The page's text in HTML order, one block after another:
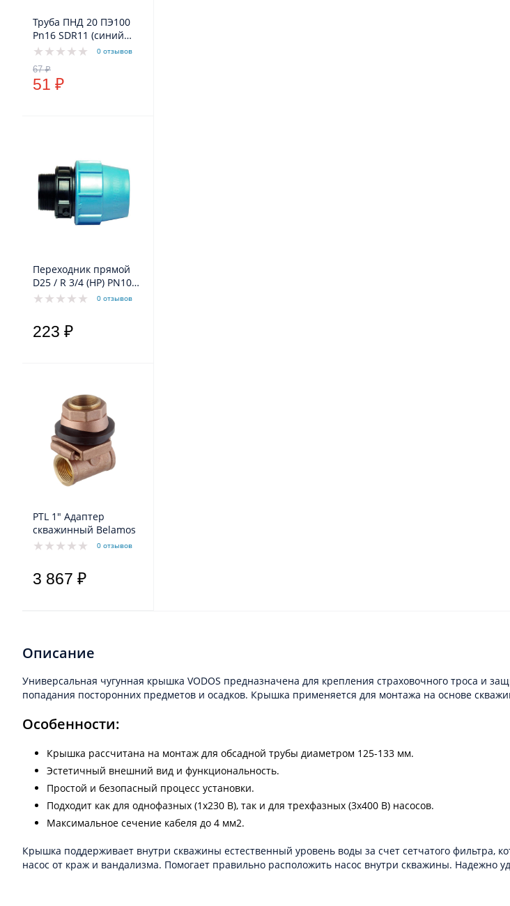
Труба ПНД 20 ПЭ100
Pn16 SDR11 (синий
цвет) VODOS Standart
0 отзывов
51 ₽
Переходник прямой
D25 / R 3/4 (НР) PN10
PPE
0 отзывов
223 ₽
PTL 1" Адаптер
скважинный Belamos
0 отзывов
3 867 ₽
Описание
Универсальная чугунная крышка VODOS предназначена для крепления страховочного троса и
попадания посторонних предметов и осадков. Крышка применяется для монтажа на основе
Особенности:
Крышка рассчитана на монтаж для обсадной трубы диаметром 125-133 мм.
Эстетичный внешний вид и функциональность.
Простой и безопасный процесс установки.
Подходит как для однофазных (1х230 В), так и для трехфазных (3х400 В) насосов.
Максимальное сечение кабеля до 4 мм2.
Крышка поддерживает внутри скважины естественный уровень воды за счет сетчатого
насос от краж и вандализма. Помогает правильно расположить насос внутри скважины. Надежно